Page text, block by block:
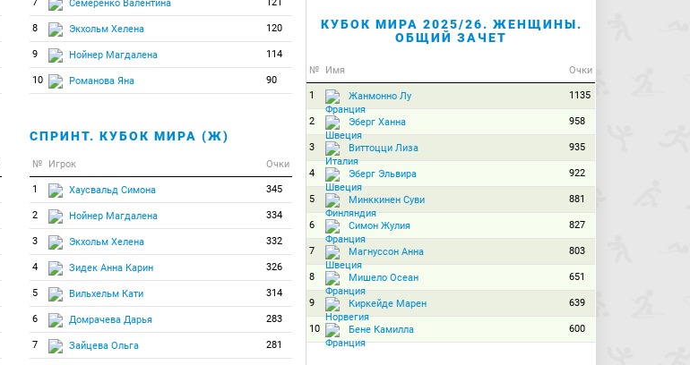
Семеренко Валентина
8 Экхольм Хелена 120
9 Нойнер Магдалена 114
10 Романова Яна 90
СПРИНТ. КУБОК МИРА (Ж)
№ Игрок Очки
1 Хаусвальд Симона 345
2 Нойнер Магдалена 334
3 Экхольм Хелена 332
4 Зидек Анна Карин 326
5 Вильхельм Кати 314
6 Домрачева Дарья 283
7 Зайцева Ольга 281
КУБОК МИРА 2025/26. ЖЕНЩИНЫ.
ОБЩИЙ ЗАЧЕТ
№ Имя Очки
1 Жанмонно Лу 1135
2 Эберг Ханна 958
3 Виттоцци Лиза 935
4 Эберг Эльвира 922
5 Минккинен Суви 881
6 Симон Жулия 827
7 Магнуссон Анна 803
8 Мишело Осеан 651
9 Киркейде Марен 639
10 Бене Камилла 600